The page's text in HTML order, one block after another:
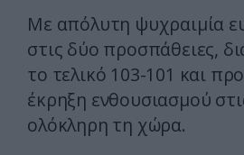
Με απόλυτη ψυχραιμία
στις δύο προσπάθειες,
το τελικό 103-101 και
έκρηξη ενθουσιασμού
ολόκληρη τη χώρα.